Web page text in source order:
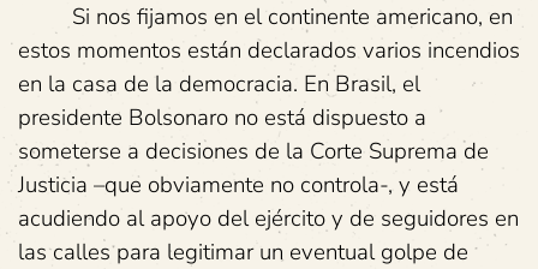
Si nos fijamos en el continente americano, en
estos momentos están declarados varios incendios
en la casa de la democracia. En Brasil, el
presidente Bolsonaro no está dispuesto a
someterse a decisiones de la Corte Suprema de
Justicia –que obviamente no controla-, y está
acudiendo al apoyo del ejército y de seguidores en
las calles para legitimar un eventual golpe de